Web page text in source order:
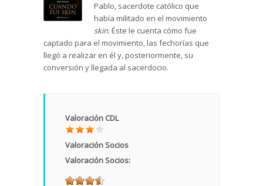
Pablo, sacerdote católico que
había militado en el movimiento
skin. Éste le cuenta cómo fue
captado para el movimiento, las fechorías que
llegó a realizar en él y, posteriormente, su
conversión y llegada al sacerdocio.
Valoración CDL
Valoración Socios
Valoración Socios: